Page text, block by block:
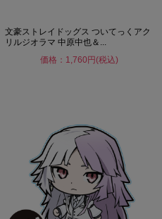
文豪ストレイドッグス ついてっくアク
リルジオラマ 中原中也＆...
価格：1,760円(税込)